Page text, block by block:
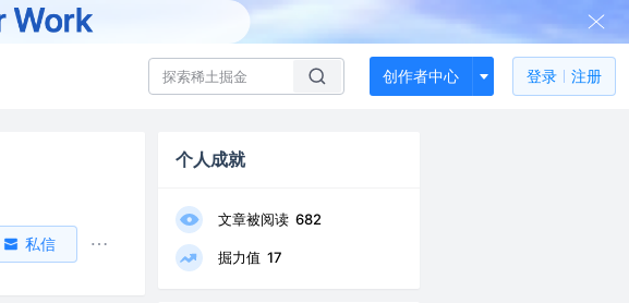
创作者中心 登录 注册
私信
个人成就
文章被阅读 682
掘力值 17